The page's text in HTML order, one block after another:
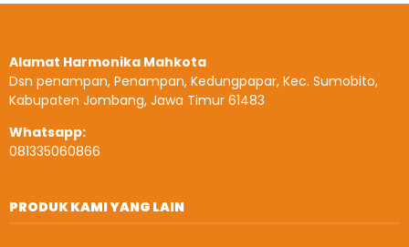
Alamat Harmonika Mahkota
Dsn penampan, Penampan, Kedungpapar, Kec. Sumobito,
Kabupaten Jombang, Jawa Timur 61483
Whatsapp:
081335060866
PRODUK KAMI YANG LAIN